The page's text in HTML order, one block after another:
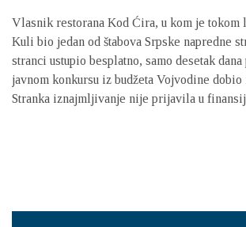
Vlasnik restorana Kod Ćira, u kom je tokom
Kuli bio jedan od štabova Srpske napredne
stranci ustupio besplatno, samo desetak
javnom konkursu iz budžeta Vojvodine
Stranka iznajmljivanje nije prijavila u